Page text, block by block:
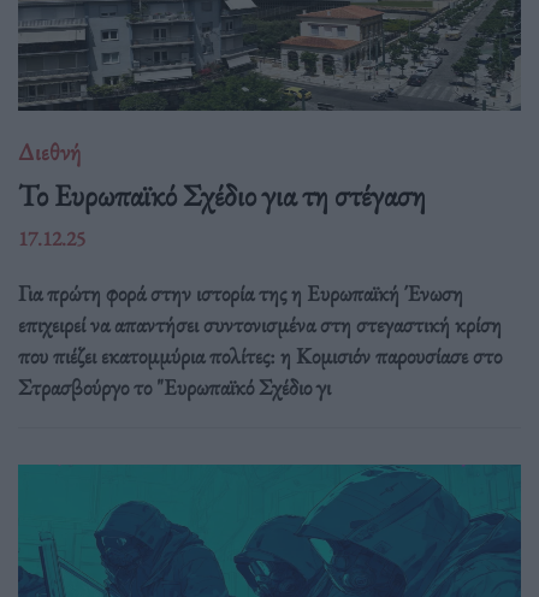
Διεθνή
Το Ευρωπαϊκό Σχέδιο για τη στέγαση
17.12.25
Για πρώτη φορά στην ιστορία της η Ευρωπαϊκή Ένωση
επιχειρεί να απαντήσει συντονισμένα στη στεγαστική κρίση
που πιέζει εκατομμύρια πολίτες: η Κομισιόν παρουσίασε στο
Στρασβούργο το "Ευρωπαϊκό Σχέδιο γι